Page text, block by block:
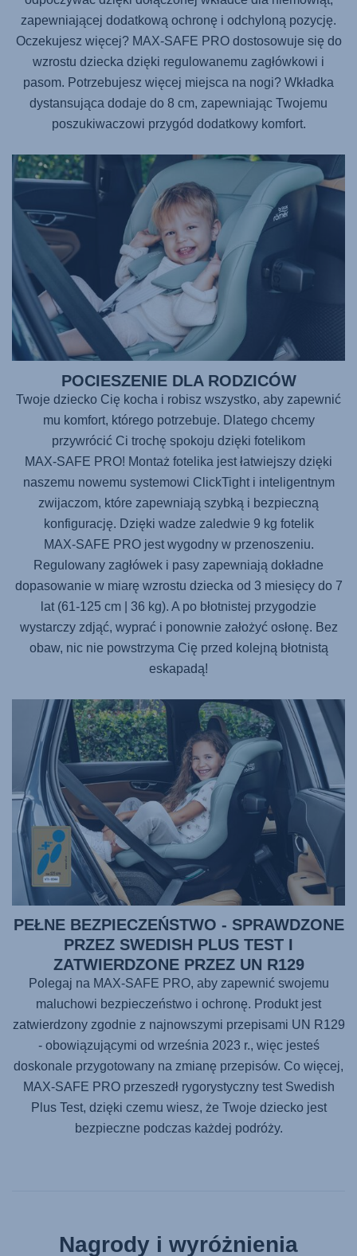
zapewniającej dodatkową ochronę i odchyloną pozycję.
Oczekujesz więcej? MAX-SAFE PROdostosowuje się do
wzrostu dziecka dzięki regulowanemu zagłówkowi i
pasom. Potrzebujesz więcej miejsca na nogi? Wkładka
dystansująca dodaje do 8 cm, zapewniając Twojemu
poszukiwaczowi przygód dodatkowy komfort.
POCIESZENIE DLA RODZICÓW
Twoje dziecko Cię kocha i robisz wszystko, aby zapewnić
mu komfort, którego potrzebuje. Dlatego chcemy
przywrócić Ci trochę spokoju dzięki fotelikom
MAX-SAFE PRO! Montaż fotelika jest łatwiejszy dzięki
naszemu nowemu systemowi ClickTight i inteligentnym
zwijaczom, które zapewniają szybką i bezpieczną
konfigurację. Dzięki wadze zaledwie 9 kg fotelik
MAX-SAFE PROjest wygodny w przenoszeniu.
Regulowany zagłówek i pasy zapewniają dokładne
dopasowanie w miarę wzrostu dziecka od 3 miesięcy do 7
lat (61-125 cm | 36 kg). A po błotnistej przygodzie
wystarczy zdjąć, wyprać i ponownie założyć osłonę. Bez
obaw, nic nie powstrzyma Cię przed kolejną błotnistą
eskapadą!
PEŁNE BEZPIECZEŃSTWO - SPRAWDZONE
PRZEZ SWEDISH PLUS TEST I
ZATWIERDZONE PRZEZ UN R129
Polegaj na MAX-SAFE PRO, aby zapewnić swojemu
maluchowi bezpieczeństwo i ochronę. Produkt jest
zatwierdzony zgodnie z najnowszymi przepisami UN R129
- obowiązującymi od września 2023 r., więc jesteś
doskonale przygotowany na zmianę przepisów. Co więcej,
MAX-SAFE PROprzeszedł rygorystyczny test Swedish
Plus Test, dzięki czemu wiesz, że Twoje dziecko jest
bezpieczne podczas każdej podróży.
Nagrody i wyróżnienia